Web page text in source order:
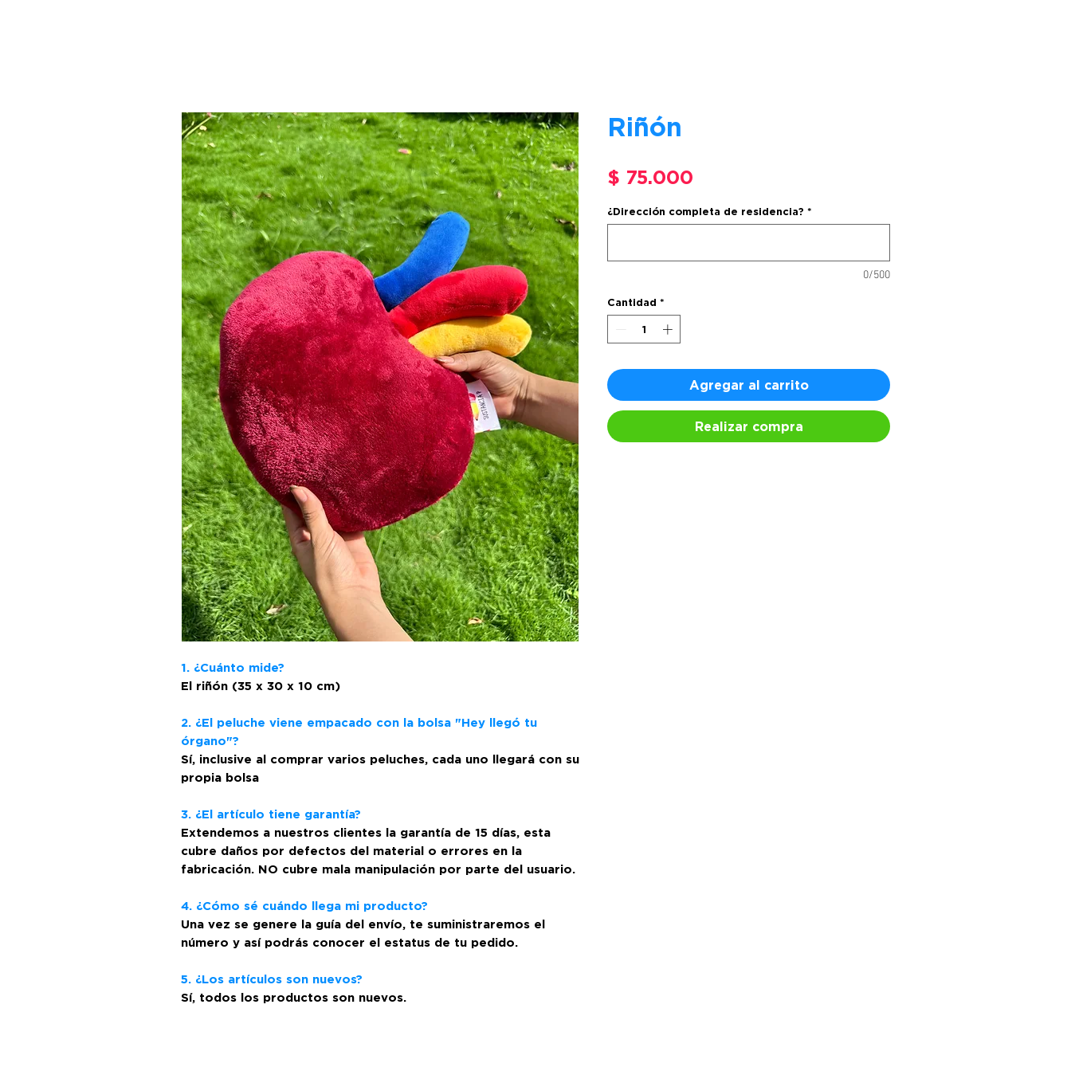
1. ¿Cuánto mide?
El riñón (35 x 30 x 10 cm)
2. ¿El peluche viene empacado con la bolsa "Hey llegó tu
órgano"?
Sí, inclusive al comprar varios peluches, cada uno llegará con su
propia bolsa
3. ¿El artículo tiene garantía?
Extendemos a nuestros clientes la garantía de 15 días, esta
cubre daños por defectos del material o errores en la
fabricación. NO cubre mala manipulación por parte del usuario.
4. ¿Cómo sé cuándo llega mi producto?
Una vez se genere la guía del envío, te suministraremos el
número y así podrás conocer el estatus de tu pedido.
5. ¿Los artículos son nuevos?
Sí, todos los productos son nuevos.
Riñón
$ 75.000
¿Dirección completa de residencia? *
0/500
Cantidad *
Agregar al carrito
Realizar compra